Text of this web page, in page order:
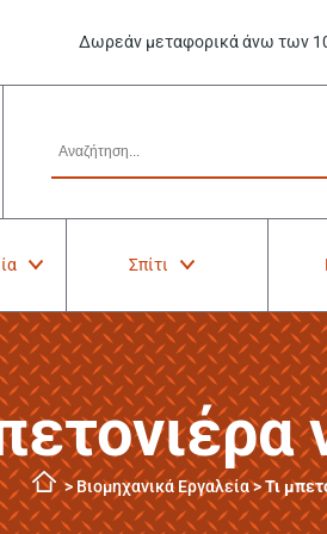
Δωρεάν μεταφορικά άνω των
Σπίτι
> Βιομηχανικά Εργαλεία>Τι